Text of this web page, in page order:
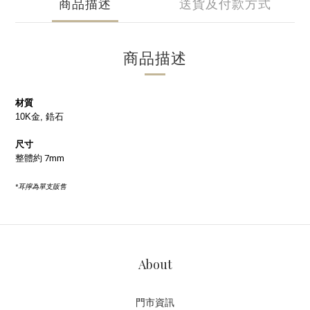
商品描述 送貨及付款方式
商品描述
材質
10K金, 鋯石
尺寸
整體約 7mm
*耳擰為單支販售
About
門市資訊